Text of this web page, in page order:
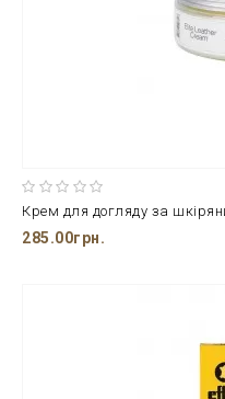
285.00грн.